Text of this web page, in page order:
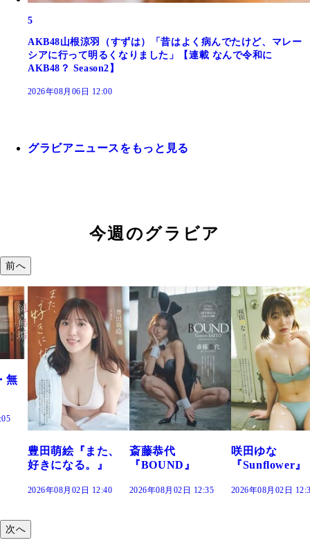
5
AKB48山根涼羽（すずは）「昔はよく病んでたけど、マレー
シアに行って明るくなりました」【連載 なんで令和に
AKB48？ Season2】
2026年08月06日 12:00
グラビアニュースをもっと見る
今週のグラビア
前へ
斎藤恭代
『BOUND』
2026年08月02日 12:35
咲田ゆな
『Sunflower』
2026年08月02日 12:30
藤水咲桜『花
だまり』
2026年08月02日
次へ